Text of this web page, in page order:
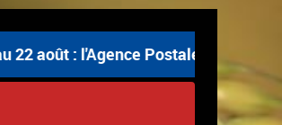
août : l'Agence Postale